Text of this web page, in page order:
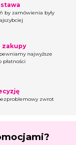
by zamówienia były
zakupy
najwyższe
płatności
zwrot